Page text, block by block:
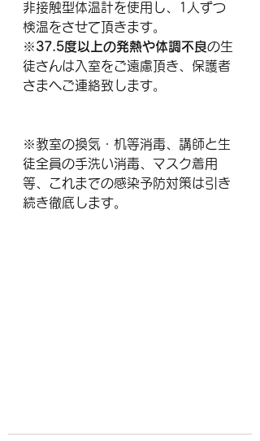
非接触型体温計を使用し、1人ずつ
検温をさせて頂きます。
※37.5度以上の発熱や体調不良の生
徒さんは入室をご遠慮頂き、保護者
さまへご連絡致します。
※教室の換気・机等消毒、講師と生
徒全員の手洗い消毒、マスク着用
等、これまでの感染予防対策は引き
続き徹底します。